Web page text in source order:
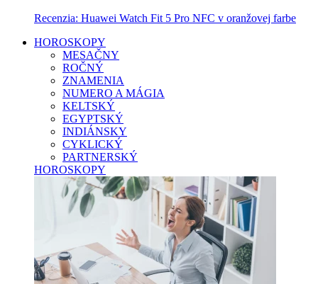
Recenzia: Huawei Watch Fit 5 Pro NFC v oranžovej farbe
HOROSKOPY
MESAČNY
ROČNÝ
ZNAMENIA
NUMERO A MÁGIA
KELTSKÝ
EGYPTSKÝ
INDIÁNSKY
CYKLICKÝ
PARTNERSKÝ
HOROSKOPY